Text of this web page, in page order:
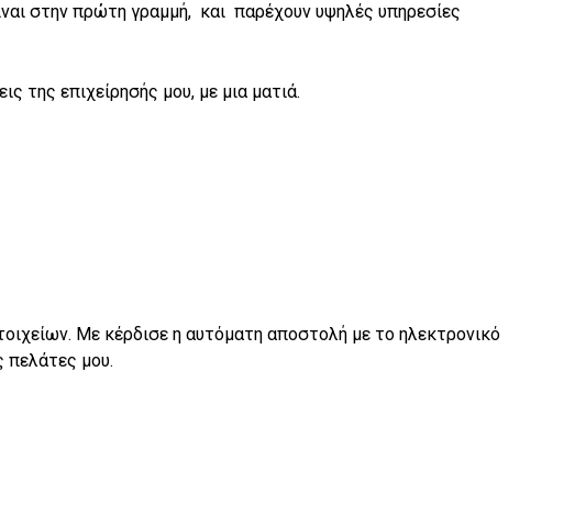
στην πρώτη γραμμή, και παρέχουν υψηλές υπηρεσίες
της επιχείρησής μου, με μια ματιά.
Με κέρδισε η αυτόματη αποστολή με το ηλεκτρονικό
πελάτες μου.